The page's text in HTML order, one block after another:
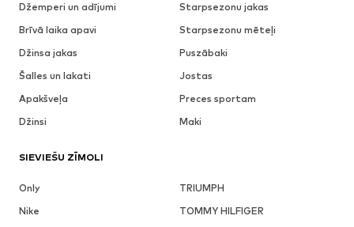
Džemperi un adījumi
Starpsezonu jakas
Brīvā laika apavi
Starpsezonu mēteļi
Džinsa jakas
Puszābaki
Šalles un lakati
Jostas
Apakšveļa
Preces sportam
Džinsi
Maki
SIEVIEŠU ZĪMOLI
Only
TRIUMPH
Nike
TOMMY HILFIGER